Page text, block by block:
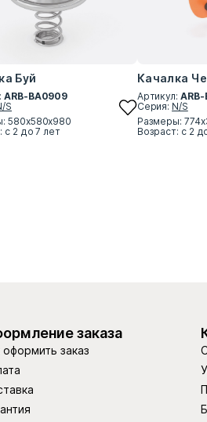
Буй
ARB-BA0909
S
580x580x980
с 2 до 7 лет
Качалка
Артикул:
Серия: N/S
Размеры:
Возраст: с 2
заказа
оформить заказ